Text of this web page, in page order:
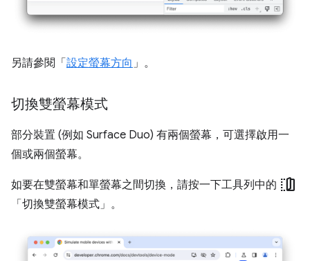
另請參閱「 設定螢幕方向 」。
切換雙螢幕模式
部分裝置 (例如 Surface Duo) 有兩個螢幕，可選擇啟用一
個或兩個螢幕。
如要在雙螢幕和單螢幕之間切換，請按一下工具列中的 devices_fold
「切換雙螢幕模式」 。